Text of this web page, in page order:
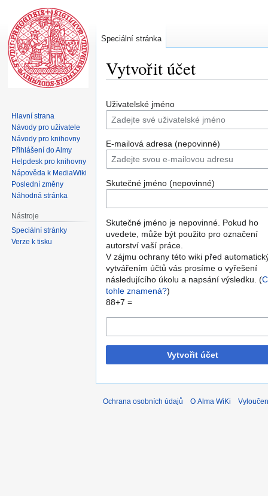
Vytvořit účet
na
navigaci
na
vyhledávání
Uživatelské jméno
E-mailová adresa (nepovinné)
Skutečné jméno (nepovinné)
Skutečné jméno je nepovinné. Pokud ho
uvedete, může být použito pro označení
autorství vaší práce.
V zájmu ochrany této wiki před
vytvářením účtů vás prosíme o vyřešení
následujícího úkolu a napsání výsledku. (
tohle znamená?)
88+7 =
Vytvořit účet
Speciální stránka
Hlavní strana
Návody pro uživatele
Návody pro knihovny
Přihlášení do Almy
Helpdesk pro knihovny
Nápověda k MediaWiki
Poslední změny
Náhodná stránka
Nástroje
Speciální stránky
Verze k tisku
Ochrana osobních údajů O Alma WiKi